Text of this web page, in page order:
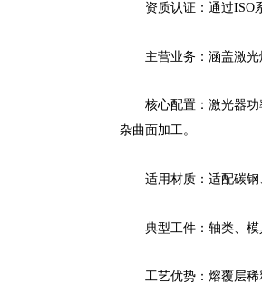
资质认证：通过ISO
主营业务：涵盖激
核心配置：激光器
杂曲面加工。
适用材质：适配碳
典型工件：轴类、
工艺优势：熔覆层